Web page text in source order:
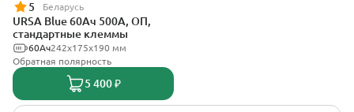
5 Беларусь
URSA Blue 60Ач 500А, ОП,
стандартные клеммы
242х175х190 мм
60Ач
Обратная полярность
5 400 ₽